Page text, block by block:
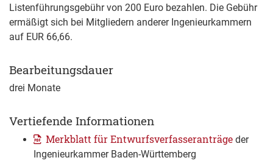
Listenführungsgebühr von 200 Euro bezahlen. Die Gebühr
ermäßigt sich bei Mitgliedern anderer Ingenieurkammern
auf EUR 66,66.
Bearbeitungsdauer
drei Monate
Vertiefende Informationen
Merkblatt für Entwurfsverfasseranträge der
Ingenieurkammer Baden-Württemberg